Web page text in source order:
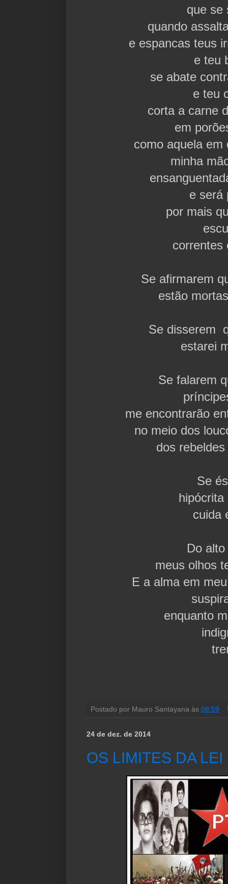
que se
quando
e espancas teus
e teu
se abate
e teu
corta a carne
em
como aquela em
minha
e será
por mais
correntes
Se afirmarem
estão
Se disserem
estarei
Se falarem
me encontrarão
no meio dos
dos rebeldes
Se
cuida
Do
meus olhos
E a alma em
enquanto
Postado por Mauro Santayana às 08:59
24 de dez. de 2014
OS LIMITES DA LEI